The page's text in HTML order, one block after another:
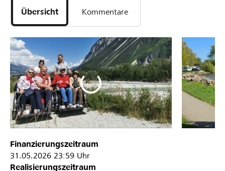
Übersicht Kommentare
Finanzierungszeitraum
31.05.2026 23:59 Uhr
Realisierungszeitraum